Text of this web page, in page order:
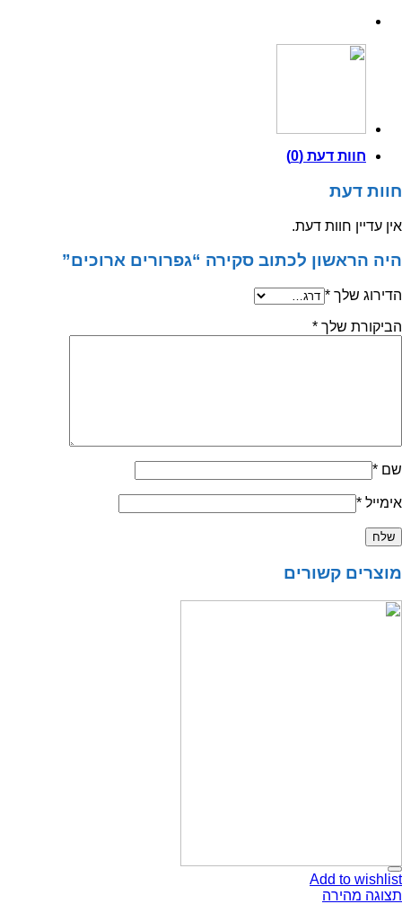
חוות דעת (0)
חוות דעת
אין עדיין חוות דעת.
היה הראשון לכתוב סקירה “גפרורים ארוכים”
הדירוג שלך *
הביקורת שלך *
שם *
אימייל *
מוצרים קשורים
Add to wishlist
תצוגה מהירה